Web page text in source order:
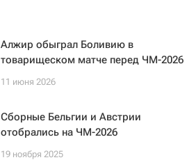
Алжир обыграл Боливию в
товарищеском матче перед ЧМ-2026
11 июня 2026
Сборные Бельгии и Австрии
отобрались на ЧМ-2026
19 ноября 2025